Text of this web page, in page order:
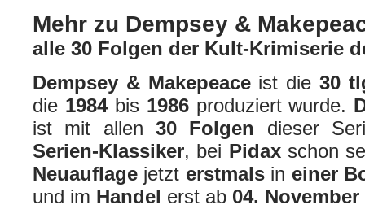
Mehr zu Dempsey &
alle 30 Folgen der Kult-Krimiserie
Dempsey & Makepeaceist die 30
die 1984 bis 1986 produziert wurde.
ist mit allen 30 Folgen dieser
Serien-Klassiker, bei Pidaxschon
Neuauflage jetzt erstmals in einer
und im Handel erst ab 04. November